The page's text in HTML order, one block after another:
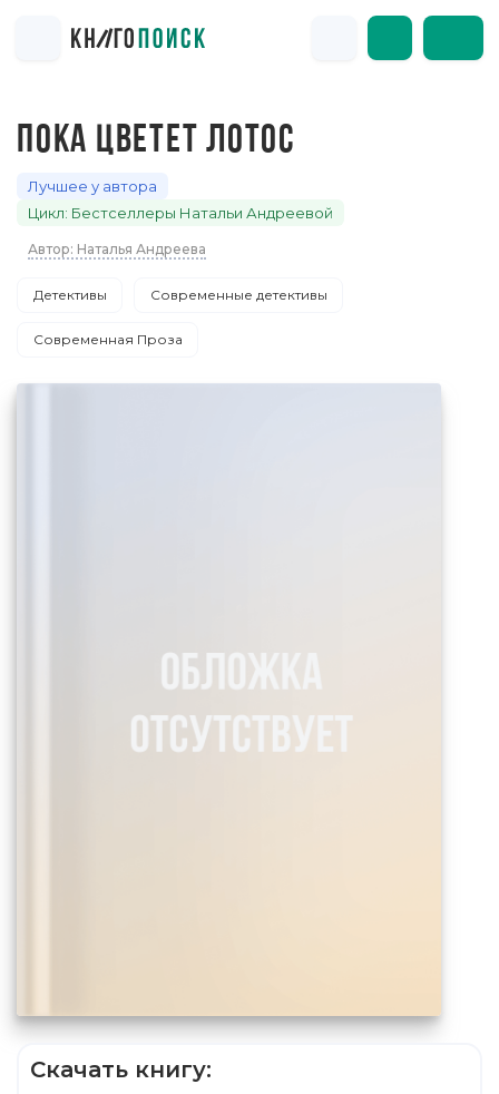
ПОКА ЦВЕТЕТ ЛОТОС
Лучшее у автора
Цикл: Бестселлеры Натальи Андреевой
Автор: Наталья Андреева
Детективы Современные детективы
Современная Проза
Скачать книгу: